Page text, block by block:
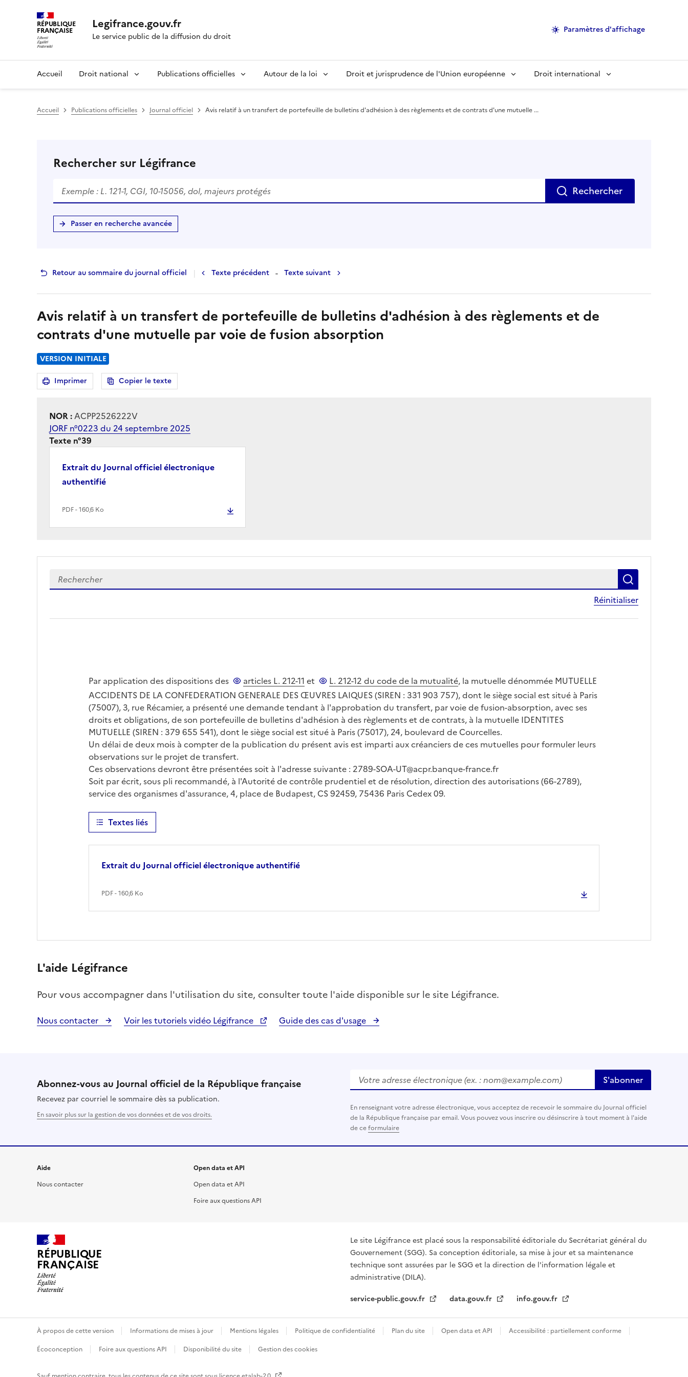
RÉPUBLIQUE
FRANÇAISE Legifrance.gouv.fr
Le service public de la diffusion du droit
Paramètres d'affichage
Accueil Droit national Publications officielles Autour de la loi Droit et jurisprudence de l'Union européenne Droit international
Accueil Publications officielles Journal officiel Avis relatif à un transfert de portefeuille de bulletins d'adhésion à des règlements et de contrats d'une mutuelle ...
Rechercher sur Légifrance
Rechercher
Passer en recherche avancée
Retour au sommaire du journal officiel | Texte précédent - Texte suivant
Avis relatif à un transfert de portefeuille de bulletins d'adhésion à des règlements et de
contrats d'une mutuelle par voie de fusion absorption
VERSION INITIALE
Imprimer
la page Copier le texte
NOR :ACPP2526222V
JORF n°0223 du 24 septembre 2025
Texte n°39
Extrait du Journal officiel électronique
authentifié
PDF - 160,6 Ko
Rechercher
Réinitialiserle champ
Par application des dispositions des articles L. 212-11 et L. 212-12 du code de la mutualité, la mutuelle dénommée MUTUELLE
ACCIDENTS DE LA CONFEDERATION GENERALE DES ŒUVRES LAIQUES (SIREN : 331 903 757), dont le siège social est situé à Paris
(75007), 3, rue Récamier, a présenté une demande tendant à l'approbation du transfert, par voie de fusion-absorption, avec ses
droits et obligations, de son portefeuille de bulletins d'adhésion à des règlements et de contrats, à la mutuelle IDENTITES
MUTUELLE (SIREN : 379 655 541), dont le siège social est situé à Paris (75017), 24, boulevard de Courcelles.
Un délai de deux mois à compter de la publication du présent avis est imparti aux créanciers de ces mutuelles pour formuler leurs
observations sur le projet de transfert.
Ces observations devront être présentées soit à l'adresse suivante : 2789-SOA-UT@acpr.banque-france.fr
Soit par écrit, sous pli recommandé, à l'Autorité de contrôle prudentiel et de résolution, direction des autorisations (66-2789),
service des organismes d'assurance, 4, place de Budapest, CS 92459, 75436 Paris Cedex 09.
Textes liés
Extrait du Journal officiel électronique authentifié
PDF - 160,6 Ko
L'aide Légifrance
Pour vous accompagner dans l'utilisation du site, consulter toute l'aide disponible sur le site Légifrance.
Nous contacter Voir les tutoriels vidéo Légifrance Guide des cas d'usage
Abonnez-vous au Journal officiel de la République française
Recevez par courriel le sommaire dès sa publication.
En savoir plus sur la gestion de vos données et de vos droits.
Votre adresse électronique (ex. : nom@example.com S'abonner
En renseignant votre adresse électronique, vous acceptez de recevoir le sommaire du Journal officiel
de la République française par email. Vous pouvez vous inscrire ou désinscrire à tout moment à l'aide
de ceformulaire
Aide
Nous contacter
Open data et API
Open data et API
Foire aux questions API
RÉPUBLIQUE
FRANÇAISE
Le site Légifrance est placé sous la responsabilité éditoriale du Secrétariat général du
Gouvernement (SGG). Sa conception éditoriale, sa mise à jour et sa maintenance
technique sont assurées par le SGG et la direction de l'information légale et
administrative (DILA).
service-public.gouv.fr
data.gouv.fr info.gouv.fr
À propos de cette version Informations de mises à jour Mentions légales Politique de confidentialité Plan du site Open data et API
Accessibilité : partiellement conforme
Écoconception
Foire aux questions API Disponibilité du site Gestion des cookies